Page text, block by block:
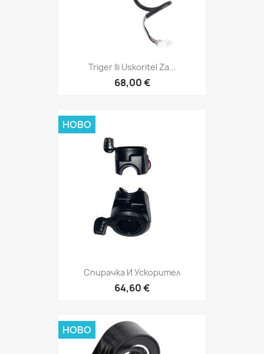
Triger Ili Uskoritel Za...
68,00 €
Спирачка И Ускорител
64,60 €
НОВО
НОВО